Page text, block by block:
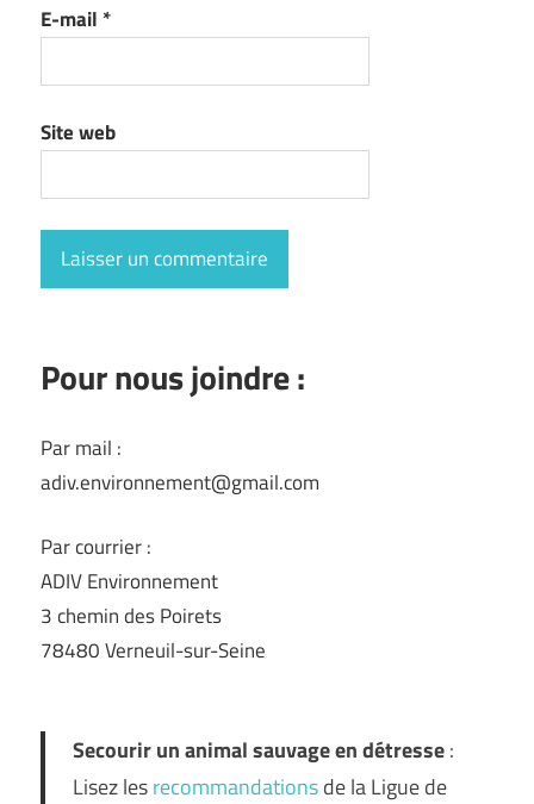
E-mail *
Site web
Pour nous joindre :
Par mail :
adiv.environnement@gmail.com
Par courrier :
ADIV Environnement
3 chemin des Poirets
78480 Verneuil-sur-Seine
Secourir un animal sauvage en détresse:
Lisez lesrecommandationsde la Ligue de